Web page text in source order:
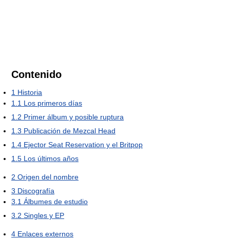
Contenido
1 Historia
1.1 Los primeros días
1.2 Primer álbum y posible ruptura
1.3 Publicación de Mezcal Head
1.4 Ejector Seat Reservation y el Britpop
1.5 Los últimos años
2 Origen del nombre
3 Discografía
3.1 Álbumes de estudio
3.2 Singles y EP
4 Enlaces externos